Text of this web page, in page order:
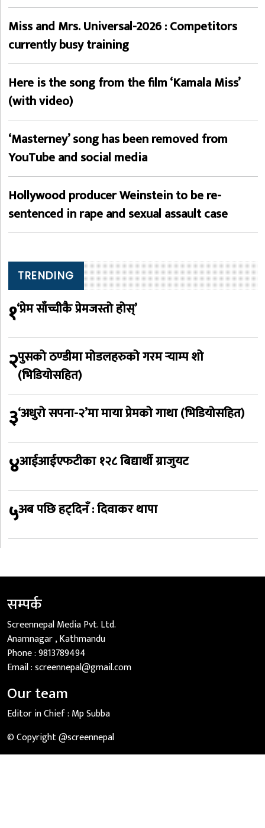
Miss and Mrs. Universal-2026 : Competitors
currently busy training
Here is the song from the film ‘Kamala Miss’
(with video)
‘Masterney’ song has been removed from
YouTube and social media
Hollywood producer Weinstein to be re-
sentenced in rape and sexual assault case
TRENDING
१‘प्रेम साँच्चीकै प्रेमजस्तो होस्’
२पुसको ठण्डीमा मोडलहरुको गरम र्‍याम्प शो
(भिडियोसहित)
३‘अधुरो सपना-२’मा माया प्रेमको गाथा (भिडियोसहित)
४आईआईएफटीका १२८ बिद्यार्थी ग्राजुयट
५अब पछि हट्दिनँ : दिवाकर थापा
सम्पर्क
Screennepal Media Pvt. Ltd.
Anamnagar , Kathmandu
Phone :9813789494
Email :screennepal@gmail.com
Our team
Editor in Chief : Mp Subba
© Copyright @screennepal